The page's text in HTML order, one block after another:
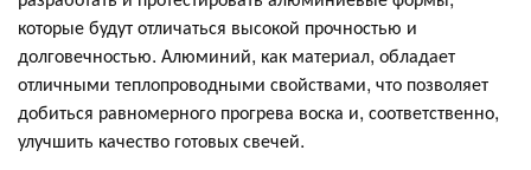
которые будут отличаться высокой прочностью и
долговечностью. Алюминий, как материал, обладает
отличными теплопроводными свойствами, что позволяет
добиться равномерного прогрева воска и, соответственно,
улучшить качество готовых свечей.